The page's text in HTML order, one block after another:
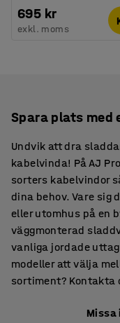
695 kr
exkl. moms
Spara plats med
Undvik att dra
kabelvinda! På AJ
sorters kabelvindor
dina behov. Vare sig
eller utomhus på en
väggmonterad
vanliga jordade
modeller att välja
sortiment? Kontakta
Missa